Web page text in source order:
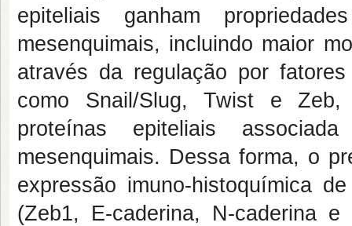
epiteliais ganham
mesenquimais, incluindo maior
através da regulação por
como Snail/Slug, Twist e Zeb,
proteínas epiteliais
mesenquimais. Dessa forma, o
expressão imuno-histoquímica
(Zeb1, E-caderina, N-caderina